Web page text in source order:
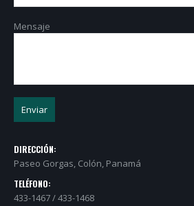
Mensaje
DIRECCIÓN:
Paseo Gorgas, Colón, Panamá
TELÉFONO:
433-1467 / 433-1468